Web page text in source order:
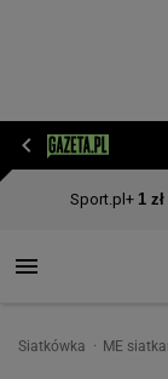
Siatkówka ME